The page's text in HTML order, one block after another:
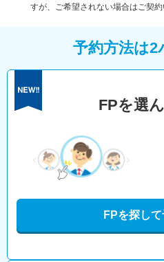
すが、ご希望されない場合はご契
予約方法は2
FPを選
FPを探し